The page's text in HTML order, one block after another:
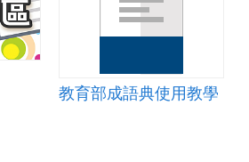
教育部成語典使用教學